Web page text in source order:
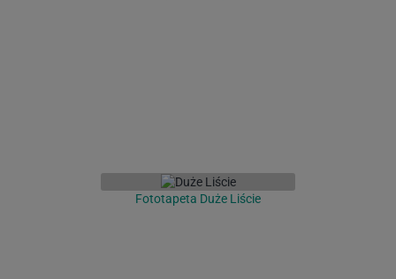
Fototapeta Duże Liście